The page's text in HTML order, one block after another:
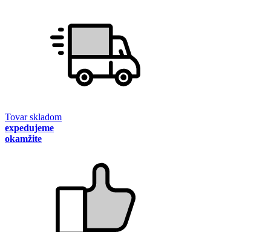
Tovar skladom
expedujeme
okamžite